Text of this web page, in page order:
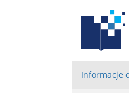
Informacje